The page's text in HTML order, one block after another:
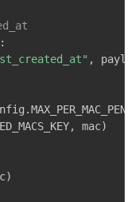
:
,
.
, mac)
)